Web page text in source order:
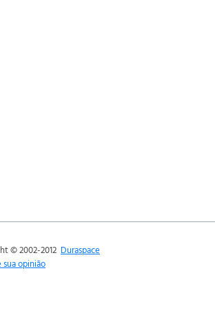
© 2002-2012 Duraspace
sua opinião